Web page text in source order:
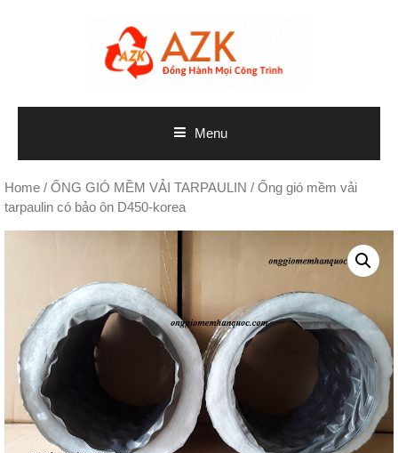
Menu
Home / ỐNG GIÓ MỀM VẢI TARPAULIN / Ống gió mềm vải
tarpaulin có bảo ôn D450-korea